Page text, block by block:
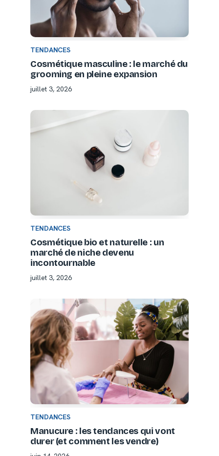
TENDANCES
Cosmétique masculine : le marché du
grooming en pleine expansion
juillet 3, 2026
TENDANCES
Cosmétique bio et naturelle : un
marché de niche devenu
incontournable
juillet 3, 2026
TENDANCES
Manucure : les tendances qui vont
durer (et comment les vendre)